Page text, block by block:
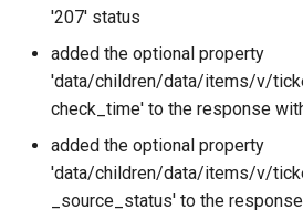
'207' status
added the optional property
'data/children/data/items/v/
check_time' to the response
added the optional property
'data/children/data/items/v/
_source_status' to the